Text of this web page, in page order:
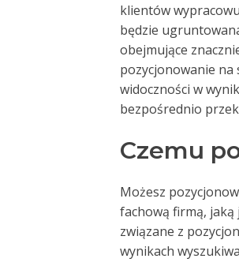
klientów
będzie
obejmujące
pozycjonowanie na
widoczności w
bezpośrednio
Czemu
Możesz
fachową firmą, jaką
związane z
wynikach